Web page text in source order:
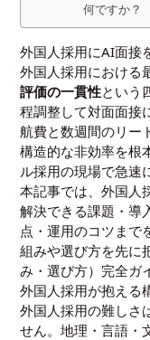
何ですか？
外国人採用にAI面接
外国人採用における
評価の一貫性という
程調整して対面面接
航費と数週間のリー
構造的な非効率を根
ル採用の現場で急速
本記事では、外国人
解決できる課題・導
点・運用のコツまで
組みや選び方を先に
み・選び方）完全ガ
外国人採用が抱える
外国人採用の難しさ
せん。地理・言語・